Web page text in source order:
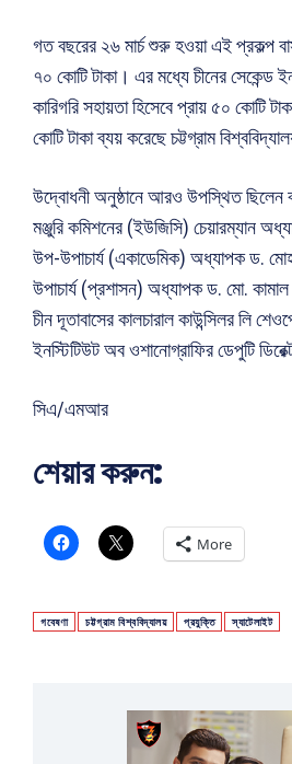
গত বছরের ২৬ মার্চ শুরু হওয়া এই প্রকল্প
৭০ কোটি টাকা। এর মধ্যে চীনের সেকেন্ড
কারিগরি সহায়তা হিসেবে প্রায় ৫০ কোটি
কোটি টাকা ব্যয় করেছে চট্টগ্রাম
উদ্বোধনী অনুষ্ঠানে আরও উপস্থিত ছিলেন
মঞ্জুরি কমিশনের (ইউজিসি) চেয়ারম্যান
উপ-উপাচার্য (একাডেমিক) অধ্যাপক ড.
উপাচার্য (প্রশাসন) অধ্যাপক ড. মো. কামাল
চীন দূতাবাসের কালচারাল কাউন্সিলর লি
ইনস্টিটিউট অব ওশানোগ্রাফির ডেপুটি
সিএ/এমআর
শেয়ার করুন:
More
গবেষণা চট্টগ্রাম বিশ্ববিদ্যালয় প্রযুক্তি স্যাটেলাইট